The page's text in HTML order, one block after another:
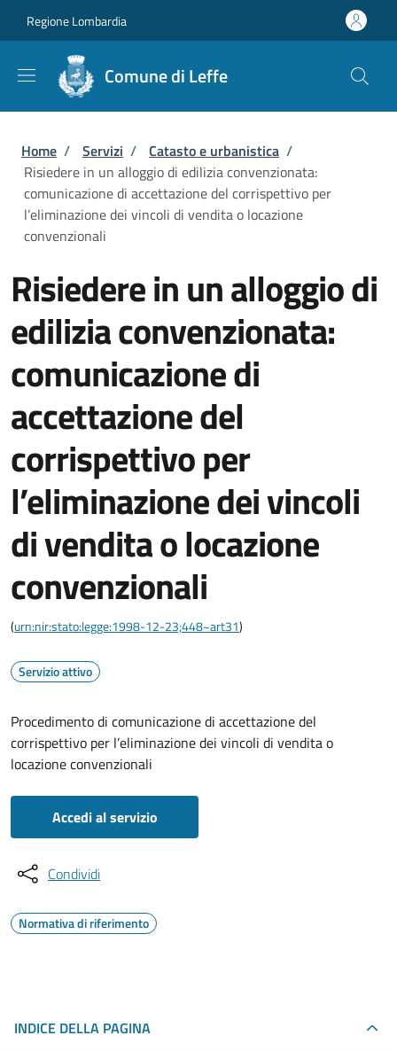
Regione Lombardia
Comune di Leffe
Briciole di pane
Home / Servizi / Catasto e urbanistica /
Risiedere in un alloggio di edilizia convenzionata:
comunicazione di accettazione del corrispettivo per
l’eliminazione dei vincoli di vendita o locazione
convenzionali
Risiedere in un alloggio di
edilizia convenzionata:
comunicazione di
accettazione del
corrispettivo per
l’eliminazione dei vincoli
di vendita o locazione
convenzionali
(urn:nir:stato:legge:1998-12-23;448~art31)
Servizio attivo
Procedimento di comunicazione di accettazione del
corrispettivo per l’eliminazione dei vincoli di vendita o
locazione convenzionali
Accedi al servizio
Condividi
Normativa di riferimento
INDICE DELLA PAGINA